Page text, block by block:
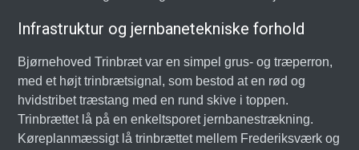
Infrastruktur og jernbanetekniske forhold
Bjørnehoved Trinbræt var en simpel grus- og træperron,
med et højt trinbrætsignal, som bestod at en rød og
hvidstribet træstang med en rund skive i toppen.
Trinbrættet lå på en enkeltsporet jernbanestrækning.
Køreplanmæssigt lå trinbrættet mellem Frederiksværk og